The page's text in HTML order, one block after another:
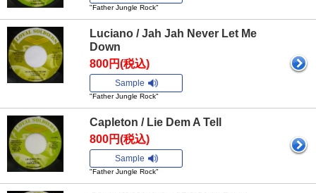
"Father Jungle Rock"
Luciano / Jah Jah Never Let Me
Down
800円(税込)
Sample
"Father Jungle Rock"
Capleton / Lie Dem A Tell
800円(税込)
Sample
"Father Jungle Rock"